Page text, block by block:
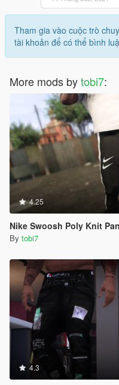
Tham gia vào cuộc trò
tài khoản để có thể bình
More mods bytobi7:
4.25
Nike Swoosh Poly Knit
By tobi7
4.3